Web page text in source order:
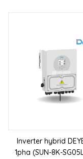
Inverter hybrid
1pha (SUN-8K-